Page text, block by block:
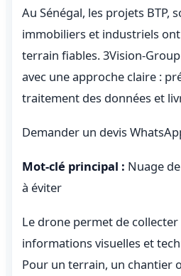
Au Sénégal, les projets BTP,
immobiliers et industriels
terrain fiables. 3Vision-
avec une approche claire :
traitement des données et
Demander un devis
Mot-clé principal : Nuage
à éviter
Le drone permet de
informations visuelles et
Pour un terrain, un chantier